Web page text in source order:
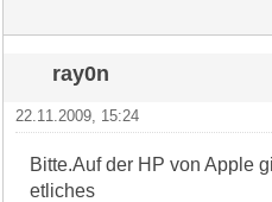
ray0n
22.11.2009, 15:24
Bitte.Auf der HP von Apple
etliches